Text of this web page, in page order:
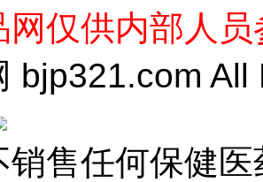
网仅供内部人
bjp321.com
销售任何保健